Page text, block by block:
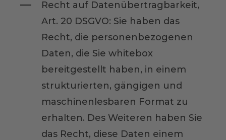
Recht auf Datenübertragbarkeit,
Art. 20 DSGVO: Sie haben das
Recht, die personenbezogenen
Daten, die Sie whitebox
bereitgestellt haben, in einem
strukturierten, gängigen und
maschinenlesbaren Format zu
erhalten. Des Weiteren haben Sie
das Recht, diese Daten einem